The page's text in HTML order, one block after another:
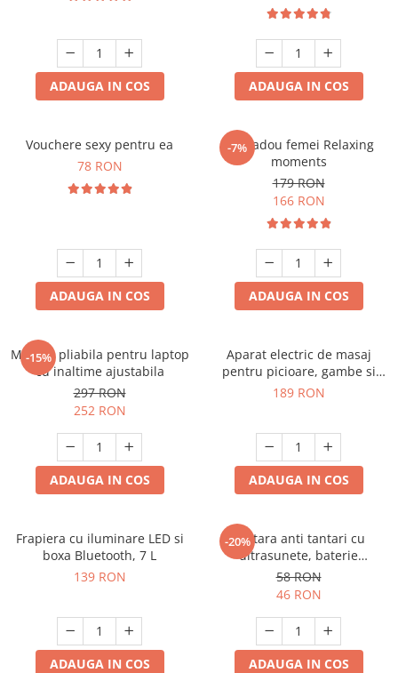
ADAUGA IN COS ADAUGA IN COS
Vouchere sexy pentru ea
78 RON
ADAUGA IN COS
-7%
Set cadou femei Relaxing
moments
179 RON
166 RON
ADAUGA IN COS
-15%
Masuta pliabila pentru laptop
cu inaltime ajustabila
297 RON
252 RON
ADAUGA IN COS
Aparat electric de masaj
pentru picioare, gambe si
brate
189 RON
ADAUGA IN COS
Frapiera cu iluminare LED si
boxa Bluetooth, 7 L
139 RON
ADAUGA IN COS
-20%
Bratara anti tantari cu
ultrasunete, baterie
reincarcabila 90mAh
58 RON
46 RON
ADAUGA IN COS